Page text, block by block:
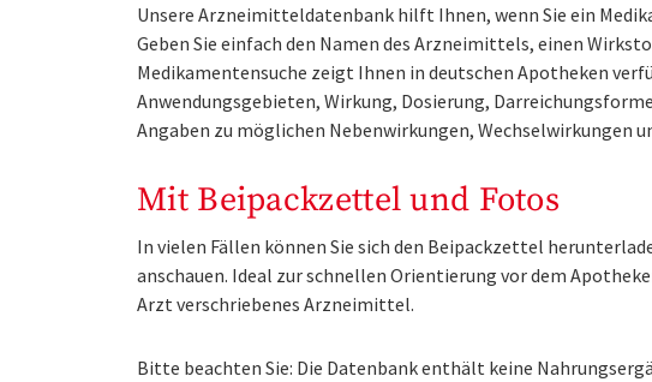
Unsere Arzneimitteldatenbank hilft Ihnen, wenn Sie ein
Geben Sie einfach den Namen des Arzneimittels, einen
Medikamentensuche zeigt Ihnen in deutschen Apotheken
Anwendungsgebieten, Wirkung, Dosierung,
Angaben zu möglichen Nebenwirkungen, Wechselwirkungen
Mit Beipackzettel und Fotos
In vielen Fällen können Sie sich den Beipackzettel
anschauen. Ideal zur schnellen Orientierung vor dem
Arzt verschriebenes Arzneimittel.
Bitte beachten Sie: Die Datenbank enthält keine